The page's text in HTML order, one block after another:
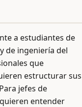
a estudiantes de
de ingeniería del
que
estructurar sus
jefes de
entender